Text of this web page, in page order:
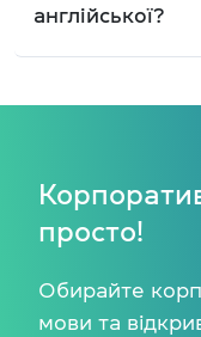
англійської?
просто!
Обирайте
мови та